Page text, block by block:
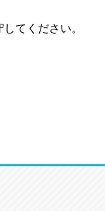
てください。